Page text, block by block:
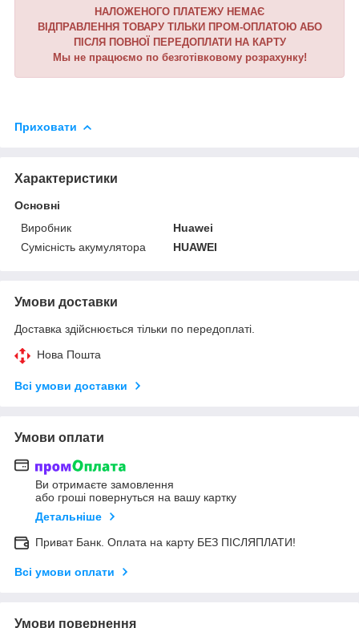
НАЛОЖЕНОГО ПЛАТЕЖУ НЕМАЄ
ВІДПРАВЛЕННЯ ТОВАРУ ТІЛЬКИ ПРОМ-ОПЛАТОЮ АБО
ПІСЛЯ ПОВНОЇ ПЕРЕДОПЛАТИ НА КАРТУ
Мы не працюємо по безготівковому розрахунку!
Приховати
Характеристики
Основні
Виробник
Huawei
Сумісність акумулятора
HUAWEI
Умови доставки
Доставка здійснюється тільки по передоплаті.
Нова Пошта
Всі умови доставки
Умови оплати
Ви отримаєте замовлення
або гроші повернуться на вашу картку
Детальніше
Приват Банк. Оплата на карту БЕЗ ПІСЛЯПЛАТИ!
Всі умови оплати
Умови повернення